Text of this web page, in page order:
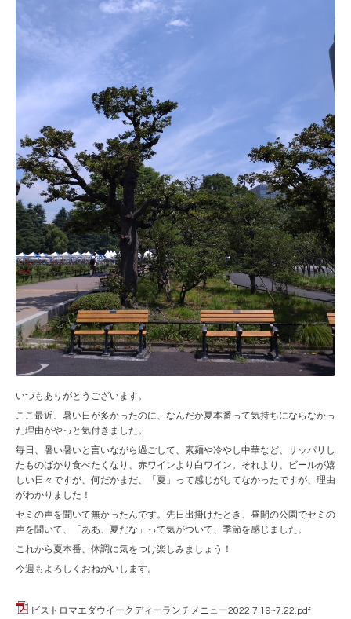
いつもありがとうございます。
ここ最近、暑い日が多かったのに、なんだか夏本番って気持ちにならなかっ
た理由がやっと気付きました。
毎日、暑い暑いと言いながら過ごして、素麺や冷やし中華など、サッパリし
たものばかり食べたくなり、赤ワインより白ワイン。それより、ビールが嬉
しい日々ですが、何だかまだ、「夏」って感じがしてなかったですが、理由
がわかりました！
セミの声を聞いて無かったんです。先日出掛けたとき、昼間の公園でセミの
声を聞いて、「ああ、夏だな」って気がついて、季節を感じました。
これから夏本番、体調に気をつけ楽しみましょう！
今週もよろしくおねがいします。
ビストロマエダウイークディーランチメニュー2022.7.19~7.22.pdf